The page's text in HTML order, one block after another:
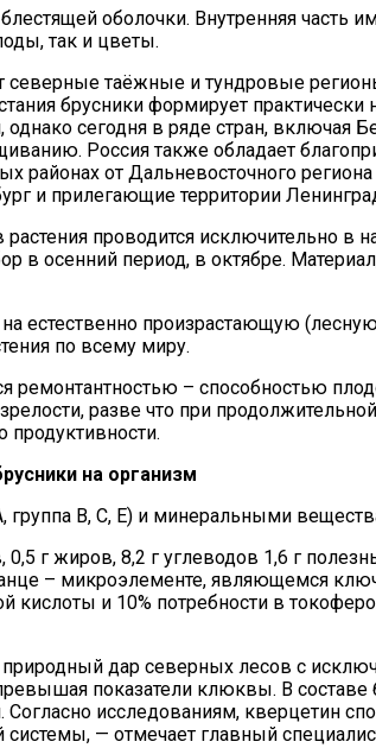
оболочки. Внутренняя
так и цветы.
северные таёжные и тундровые
брусники формирует
сегодня в ряде стран,
Россия также обладает
районах от Дальневосточного
и прилегающие территории
проводится исключительно
в осенний период, в октябре.
естественно произрастающую
по всему миру.
ремонтантностью – способностью
разве что при
продуктивности.
на организм
B, C, E) и минеральными
0,5 г жиров, 8,2 г углеводов 1,6 г
– микроэлементе, являющемся
и 10% потребности в
дар северных лесов с
показатели клюквы. В
исследованиям, кверцетин
системы, — отмечает главный